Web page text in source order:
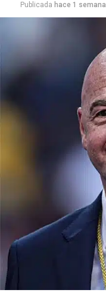
Publicada hace 1 semana